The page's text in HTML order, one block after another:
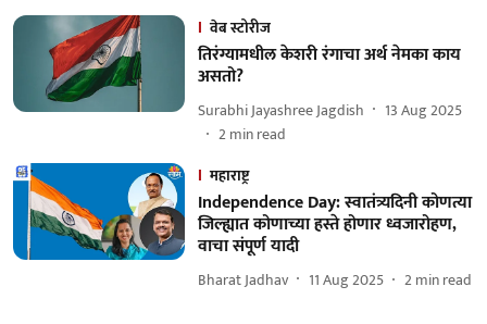
वेब स्टोरीज
तिरंग्यामधील केशरी रंगाचा अर्थ नेमका काय
असतो?
Surabhi Jayashree Jagdish
13 Aug 2025
2min read
महाराष्ट्र
Independence Day: स्वातंत्र्यदिनी कोणत्या
जिल्ह्यात कोणाच्या हस्ते होणार ध्वजारोहण,
वाचा संपूर्ण यादी
Bharat Jadhav 11 Aug 2025 2min read